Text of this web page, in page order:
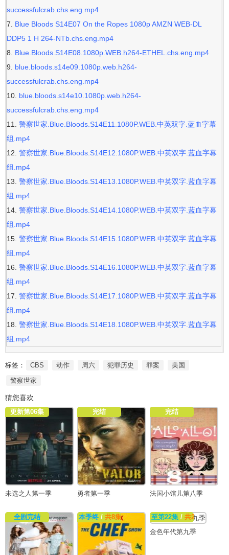
successfulcrab.chs.eng.mp4
Blue Bloods S14E07 On the Ropes 1080p AMZN WEB-DL
DDP5 1 H 264-NTb.chs.eng.mp4
Blue.Bloods.S14E08.1080p.WEB.h264-ETHEL.chs.eng.mp4
blue.bloods.s14e09.1080p.web.h264-
successfulcrab.chs.eng.mp4
blue.bloods.s14e10.1080p.web.h264-
successfulcrab.chs.eng.mp4
警察世家.Blue.Bloods.S14E11.1080P.WEB.中英双字.蓝血字幕
组.mp4
警察世家.Blue.Bloods.S14E12.1080P.WEB.中英双字.蓝血字幕
组.mp4
警察世家.Blue.Bloods.S14E13.1080P.WEB.中英双字.蓝血字幕
组.mp4
警察世家.Blue.Bloods.S14E14.1080P.WEB.中英双字.蓝血字幕
组.mp4
警察世家.Blue.Bloods.S14E15.1080P.WEB.中英双字.蓝血字幕
组.mp4
警察世家.Blue.Bloods.S14E16.1080P.WEB.中英双字.蓝血字幕
组.mp4
警察世家.Blue.Bloods.S14E17.1080P.WEB.中英双字.蓝血字幕
组.mp4
警察世家.Blue.Bloods.S14E18.1080P.WEB.中英双字.蓝血字幕
组.mp4
标签： CBS 动作 周六 犯罪历史 罪案
美国
警察世家
猜您喜欢
更新第06集
未选之人第一季
完结
勇者第一季
完结
法国小馆儿第八季
全剧完结 本季终 /共8集 至第22集/ 共22集
金色年代第九季